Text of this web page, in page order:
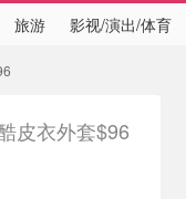
旅游 影视/演出/体育
皮衣外套$96